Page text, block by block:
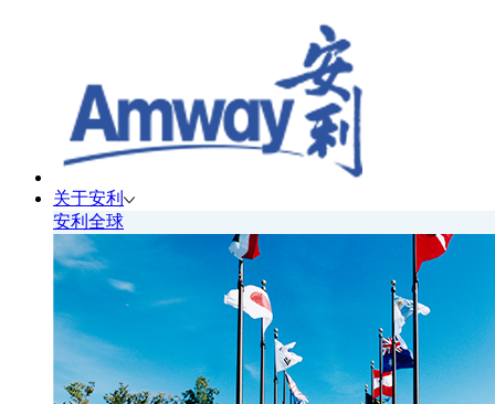
关于安利
安利全球